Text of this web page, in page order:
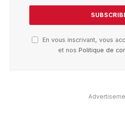
En vous inscrivant, vous
et nos Politique de